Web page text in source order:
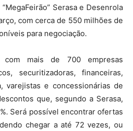
Serasa e Desenrola
com cerca de 550 milhões de
para negociação.
com mais de 700 empresas
securitizadoras, financeiras,
varejistas e concessionárias de
que, segundo a Serasa,
Será possível encontrar ofertas
chegar a até 72 vezes, ou